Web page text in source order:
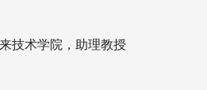
技术学院，助理教授